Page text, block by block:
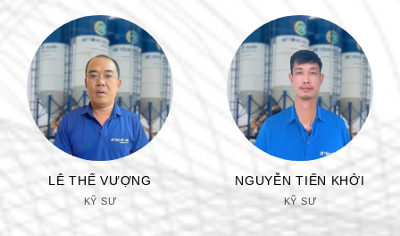
LÊ THẾ VƯỢNG
KỸ SƯ
NGUYỄN TIẾN KHỞI
KỸ SƯ